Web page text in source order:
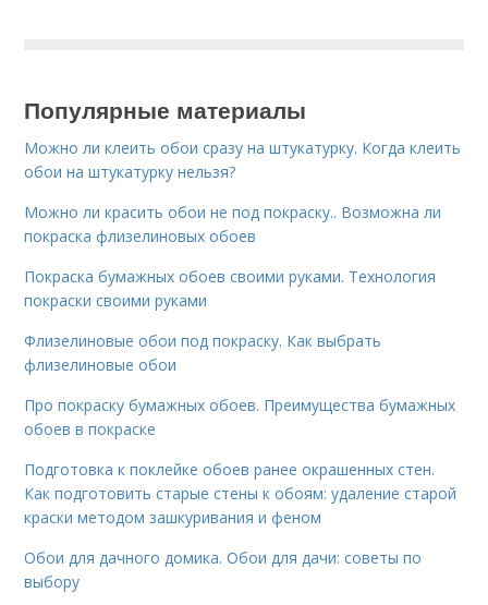
Популярные материалы
Можно ли клеить обои сразу на штукатурку. Когда клеить
обои на штукатурку нельзя?
Можно ли красить обои не под покраску.. Возможна ли
покраска флизелиновых обоев
Покраска бумажных обоев своими руками. Технология
покраски своими руками
Флизелиновые обои под покраску. Как выбрать
флизелиновые обои
Про покраску бумажных обоев. Преимущества бумажных
обоев в покраске
Подготовка к поклейке обоев ранее окрашенных стен.
Как подготовить старые стены к обоям: удаление старой
краски методом зашкуривания и феном
Обои для дачного домика. Обои для дачи: советы по
выбору